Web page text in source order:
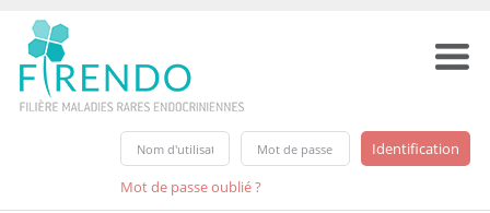
Mot de passe oublié ?